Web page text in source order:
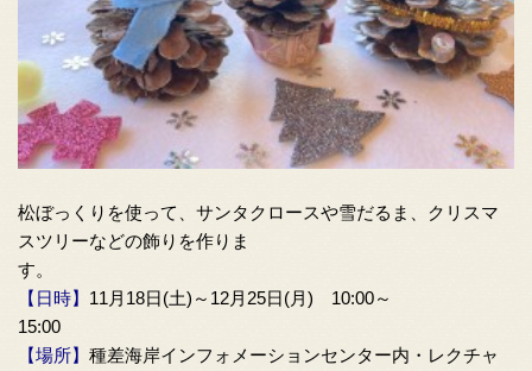
松ぼっくりを使って、サンタクロースや雪だるま、クリスマ
スツリーなどの飾りを作りま
【日時】 11月18日(土) ～12月25日(月) 10:00～
15:00
【場所】 種差海岸インフォメーションセンター内・レクチャ